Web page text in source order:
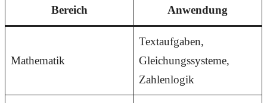
Bereich Anwendung
Mathematik
Textaufgaben,
Gleichungssysteme,
Zahlenlogik